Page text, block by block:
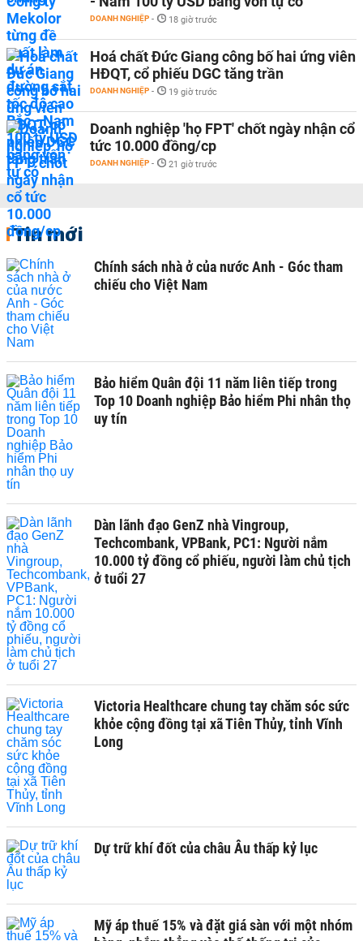
DOANH NGHIỆP - 18 giờ trước
Hoá chất Đức Giang công bố hai ứng viên
HĐQT, cổ phiếu DGC tăng trần
DOANH NGHIỆP - 19 giờ trước
Doanh nghiệp 'họ FPT' chốt ngày nhận cổ
tức 10.000 đồng/cp
DOANH NGHIỆP - 21 giờ trước
Tin mới
Chính sách nhà ở của nước Anh - Góc tham
chiếu cho Việt Nam
Bảo hiểm Quân đội 11 năm liên tiếp trong
Top 10 Doanh nghiệp Bảo hiểm Phi nhân thọ
uy tín
Dàn lãnh đạo GenZ nhà Vingroup,
Techcombank, VPBank, PC1: Người nắm
10.000 tỷ đồng cổ phiếu, người làm chủ tịch
ở tuổi 27
Victoria Healthcare chung tay chăm sóc sức
khỏe cộng đồng tại xã Tiên Thủy, tỉnh Vĩnh
Long
Dự trữ khí đốt của châu Âu thấp kỷ lục
Mỹ áp thuế 15% và đặt giá sàn với một nhóm